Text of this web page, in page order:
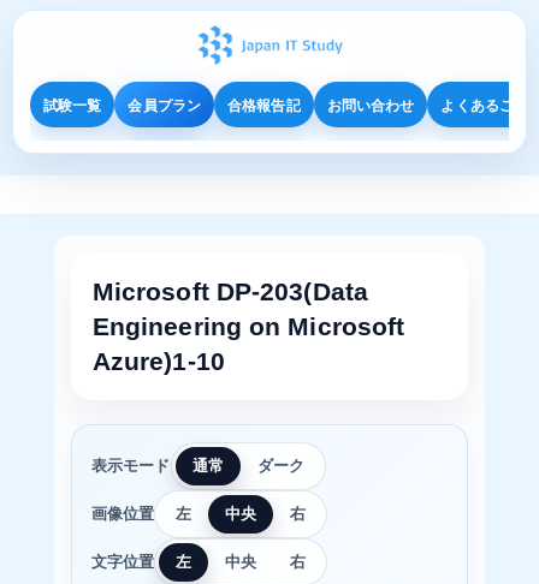
試験一覧 会員プラン 合格報告記 お問い合わせ よくあるご質
Microsoft DP-203(Data
Engineering on Microsoft
Azure)1-10
表示モード 通常 ダーク
画像位置 左 中央 右
文字位置 左 中央
右